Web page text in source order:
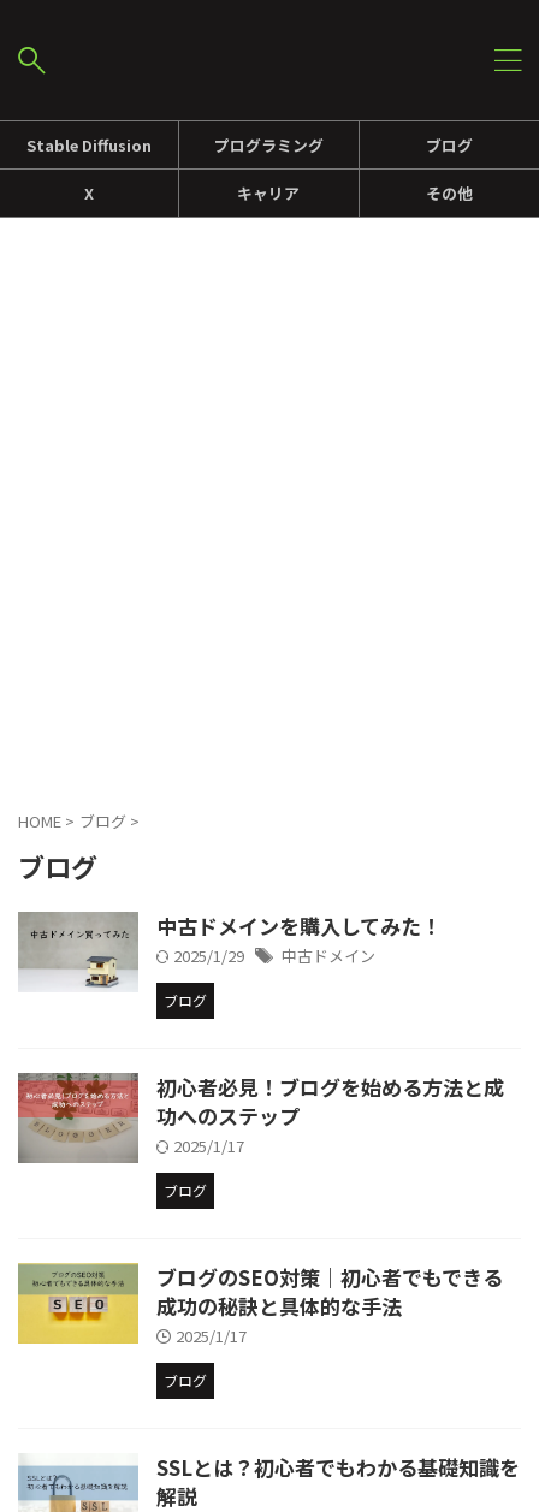
Stable Diffusion プログラミング ブログ
X キャリア その他
HOME > ブログ >
ブログ
中古ドメインを購入してみた！
2025/1/29 中古ドメイン
ブログ
初心者必見！ブログを始める方法と成
功へのステップ
2025/1/17
ブログ
ブログのSEO対策｜初心者でもできる
成功の秘訣と具体的な手法
2025/1/17
ブログ
SSLとは？初心者でもわかる基礎知識を
解説